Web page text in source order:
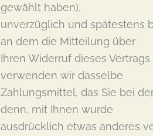
gewählt haben),
unverzüglich und spätestens
an dem die Mitteilung über
Ihren Widerruf dieses
verwenden wir dasselbe
Zahlungsmittel, das Sie bei
denn, mit Ihnen wurde
ausdrücklich etwas anderes